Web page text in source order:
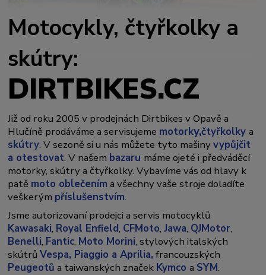
Motocykly, čtyřkolky a
skútry:
DIRTBIKES.CZ
Již od roku 2005 v prodejnách Dirtbikes v Opavě a
Hlučíně prodáváme a servisujeme motorky,čtyřkolkya
skútry. V sezoně si u nás můžete tyto mašinyvypůjčit
a otestovat. V našem bazaru máme ojeté i předváděcí
motorky, skútry a čtyřkolky. Vybavíme vás od hlavy k
patě moto oblečením a všechny vaše stroje doladíte
veškerým příslušenstvím.
Jsme autorizovaní prodejci a servis motocyklů
Kawasaki, Royal Enfield, CFMoto,Jawa, QJMotor,
Benelli, Fantic, Moto Morini, stylových italských
skútrůVespa, Piaggio a Aprilia, francouzských
Peugeotů a taiwanských značek Kymcoa SYM.